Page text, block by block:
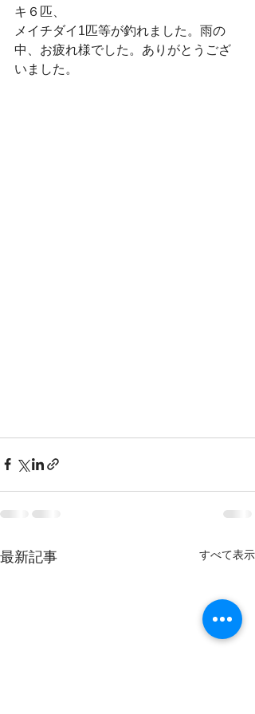
キ６匹、
メイチダイ1匹等が釣れました。雨の
中、お疲れ様でした。ありがとうござ
いました。
最新記事 すべて表示